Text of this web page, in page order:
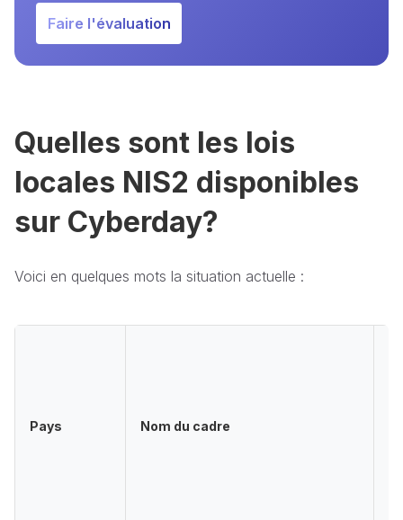
Faire l'évaluation
Quelles sont les lois
locales NIS2 disponibles
sur Cyberday?
Voici en quelques mots la situation actuelle :
Pays Nom du cadre